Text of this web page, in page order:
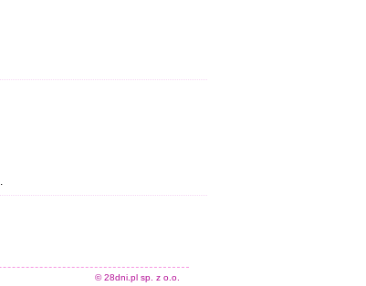
.
© 28dni.pl sp. z o.o.